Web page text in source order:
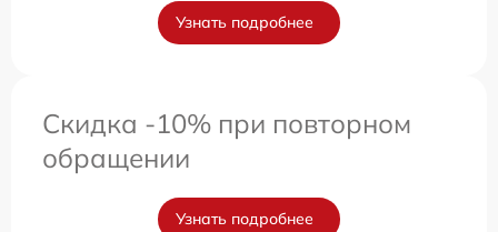
Узнать подробнее
Скидка -10% при повторном
обращении
Узнать подробнее